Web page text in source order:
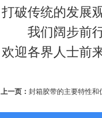
打破传统的发展
我们阔步前行
欢迎各界人士前
上一页： 封箱胶带的主要特性和